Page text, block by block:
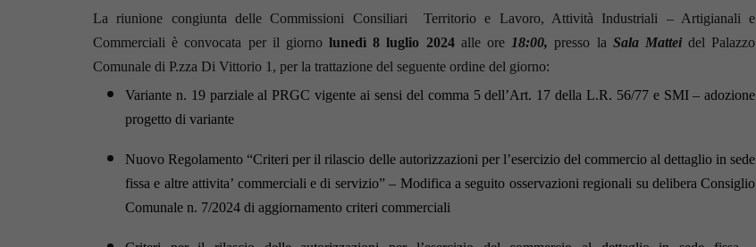
La riunione congiunta delle Commissioni Consiliari Territorio e Lavoro, Attività Industriali – Artigianali e
Commerciali è convocata per il giornolunedì 8 luglio 2024 alle ore 18:00, presso la Sala Matteidel Palazzo
Comunale di P.zza Di Vittorio 1, per la trattazione del seguente ordine del giorno:
Variante n. 19 parziale al PRGC vigente ai sensi del comma 5 dell’Art. 17 della L.R. 56/77 e SMI – adozione
progetto di variante
Nuovo Regolamento “Criteri per il rilascio delle autorizzazioni per l’esercizio del commercio al dettaglio in sede
fissa e altre attivita’ commerciali e di servizio” – Modifica a seguito osservazioni regionali su delibera Consiglio
Comunale n. 7/2024 di aggiornamento criteri commerciali